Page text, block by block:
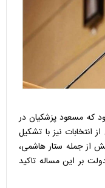
که مسعود پزشکیان در
انتخابات نیز با تشکیل
از جمله ستار هاشمی،
بر این مساله تاکید